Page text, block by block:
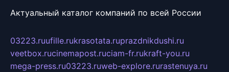
Актуальный каталог компаний по всей России
03223.ruufille.rukrasotata.ruprazdnikdushi.ru
veetbox.rucinemapost.ruciam-fr.rukraft-you.ru
mega-press.ru03223.ruweb-explore.rurastenuya.ru